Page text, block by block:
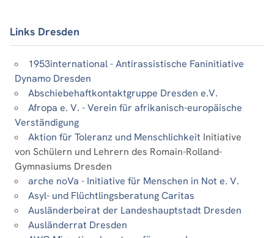
Links Dresden
1953international - Antirassistische Faninitiative
Dynamo Dresden
Abschiebehaftkontaktgruppe Dresden e.V.
Afropa e. V. - Verein für afrikanisch-europäische
Verständigung
Aktion für Toleranz und Menschlichkeit Initiative
von Schülern und Lehrern des Romain-Rolland-
Gymnasiums Dresden
arche noVa - Initiative für Menschen in Not e. V.
Asyl- und Flüchtlingsberatung Caritas
Ausländerbeirat der Landeshauptstadt Dresden
Ausländerrat Dresden